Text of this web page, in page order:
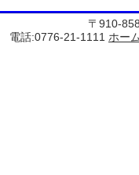
〒910-
電話:0776-21-1111 ホー